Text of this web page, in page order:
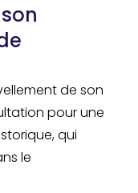
de son
pour une
qui
le